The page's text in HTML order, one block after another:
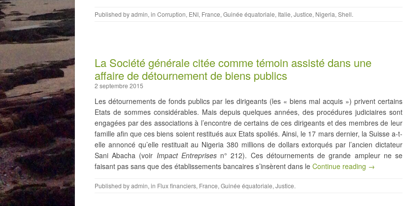
Published byadmin, in Corruption, ENI, France, Guinée équatoriale, Italie, Justice, Nigeria, Shell.
La Société générale citée comme témoin assisté dans une
affaire de détournement de biens publics
2 septembre 2015
Les détournements de fonds publics par les dirigeants (les « biens mal acquis ») privent certains
Etats de sommes considérables. Mais depuis quelques années, des procédures judiciaires sont
engagées par des associations à l’encontre de certains de ces dirigeants et des membres de leur
famille afin que ces biens soient restitués aux Etats spoliés. Ainsi, le 17 mars dernier, la Suisse a-t-
elle annoncé qu’elle restituait au Nigeria 380 millions de dollars extorqués par l’ancien dictateur
Sani Abacha (voir Impact Entreprisesn° 212). Ces détournements de grande ampleur ne se
faisant pas sans que des établissements bancaires s’insèrent dans le Continue reading →
Published byadmin, in Flux financiers, France, Guinée équatoriale, Justice.